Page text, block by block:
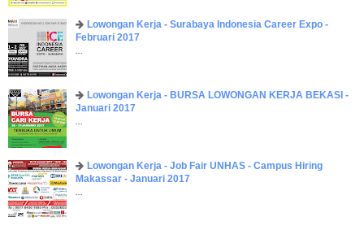
Lowongan Kerja - Surabaya Indonesia Career Expo -
Februari 2017
...
Lowongan Kerja - BURSA LOWONGAN KERJA BEKASI -
Januari 2017
...
Lowongan Kerja - Job Fair UNHAS - Campus Hiring
Makassar - Januari 2017
...